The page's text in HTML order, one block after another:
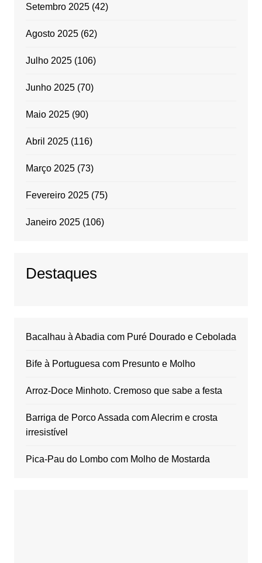
Setembro 2025(42)
Agosto 2025(62)
Julho 2025(106)
Junho 2025(70)
Maio 2025(90)
Abril 2025(116)
Março 2025(73)
Fevereiro 2025(75)
Janeiro 2025(106)
Destaques
Bacalhau à Abadia com Puré Dourado e Cebolada
Bife à Portuguesa com Presunto e Molho
Arroz-Doce Minhoto. Cremoso que sabe a festa
Barriga de Porco Assada com Alecrim e crosta
irresistível
Pica-Pau do Lombo com Molho de Mostarda